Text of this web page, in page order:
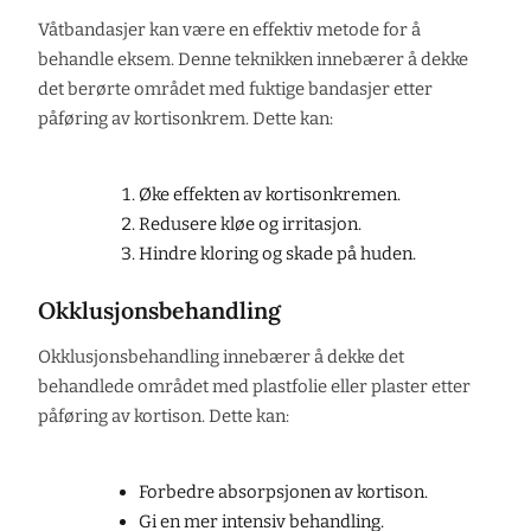
Våtbandasjer kan være en effektiv metode for å
behandle eksem. Denne teknikken innebærer å dekke
det berørte området med fuktige bandasjer etter
påføring av kortisonkrem. Dette kan:
Øke effekten av kortisonkremen.
Redusere kløe og irritasjon.
Hindre kloring og skade på huden.
Okklusjonsbehandling
Okklusjonsbehandling innebærer å dekke det
behandlede området med plastfolie eller plaster etter
påføring av kortison. Dette kan:
Forbedre absorpsjonen av kortison.
Gi en mer intensiv behandling.